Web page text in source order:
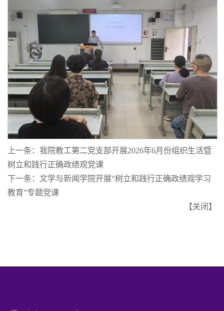
上一条： 我院教工第二党支部开展2026年6月份组织生活暨
树立和践行正确政绩观党课
下一条： 文学与新闻学院开展“树立和践行正确政绩观学习
教育”专题党课
【关闭 】